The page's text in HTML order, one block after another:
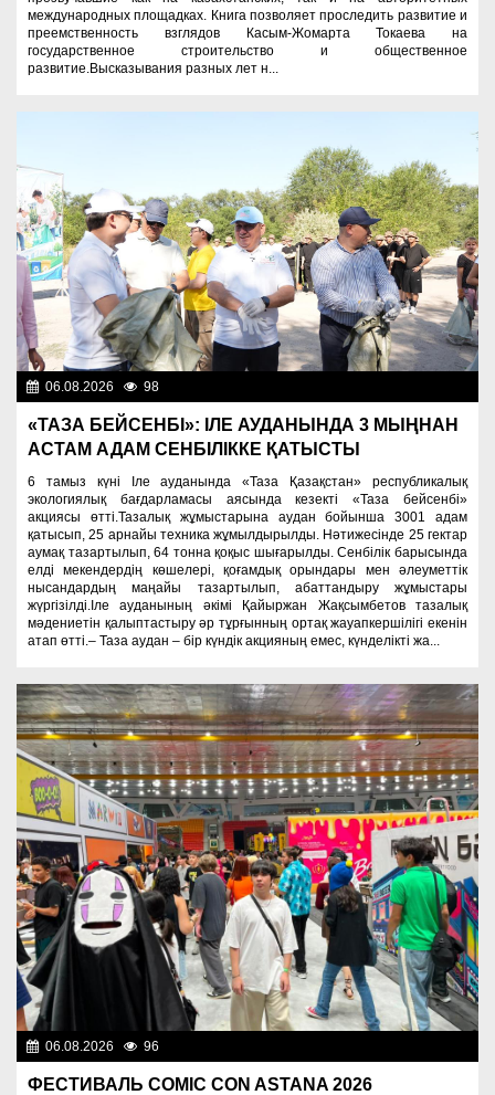
международных площадках. Книга позволяет проследить развитие и
преемственность взглядов Касым-Жомарта Токаева на
государственное строительство и общественное
развитие.Высказывания разных лет н...
06.08.2026 98
«ТАЗА БЕЙСЕНБІ»: ІЛЕ АУДАНЫНДА 3 МЫҢНАН
АСТАМ АДАМ СЕНБІЛІККЕ ҚАТЫСТЫ
6 тамыз күні Іле ауданында «Таза Қазақстан» республикалық
экологиялық бағдарламасы аясында кезекті «Таза бейсенбі»
акциясы өтті.Тазалық жұмыстарына аудан бойынша 3001 адам
қатысып, 25 арнайы техника жұмылдырылды. Нәтижесінде 25 гектар
аумақ тазартылып, 64 тонна қоқыс шығарылды. Сенбілік барысында
елді мекендердің көшелері, қоғамдық орындары мен әлеуметтік
нысандардың маңайы тазартылып, абаттандыру жұмыстары
жүргізілді.Іле ауданының әкімі Қайыржан Жақсымбетов тазалық
мәдениетін қалыптастыру әр тұрғынның ортақ жауапкершілігі екенін
атап өтті.– Таза аудан – бір күндік акцияның емес, күнделікті жа...
06.08.2026 96
ФЕСТИВАЛЬ COMIC CON ASTANA 2026